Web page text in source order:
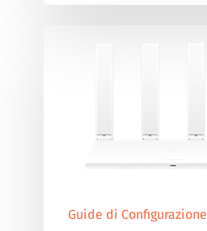
Guide di Configurazione